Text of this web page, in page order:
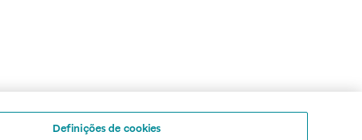
Definições de cookies